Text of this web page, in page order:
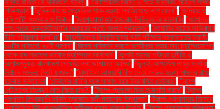
উন্নত রাখতে যে খাবারগুলি খাবেন" "চ্যাম্পিয়নস ট্রফি: ২ শর্তে হাইব্রিড মডেলে সম্মত
পাকিস্তান" "ছুরিকাঘাত ও বৈদ্যুতিক শকে হত্যা: সবজিখেতে লাশ ফেলা" "জমিয়ত ও
এবি পার্টি: সংস্কার ও নির্বাচন "জয়পুরহাটে হাট ইজারায় সিন্ডিকেটের কারসাজি "জাপানের
পক্ষ থেকে অন্তর্বর্তীকালীন সরকারের প্রতি সমর্থন পুনর্ব্যক্ত" "জার্মানির কঠোর অভিবাসন
নীতি পরিকল্পনা ব্যর্থ"m "জাহাঙ্গীরনগর বিশ্ববিদ্যালয় ভর্তি পরীক্ষার প্রশ্নপত্রে ত্রুটি:
৮০টির পরিবর্তে ৭৮টি প্রশ্ন" "জিনস পরিবর্তন করতে অস্বীকার করায় দাবা চ্যাম্পিয়নশিপ
থেকে বাদ পড়লেন বর্তমান চ্যাম্পিয়ন কার্লসেন" "জুলাই মাসের শহীদরা দুর্নীতি ও
দুঃশাসনমুক্ত বাংলাদেশ চেয়েছিলেন: জামায়াত আমির" "জুলাই-আগস্টের মধ্যে জাতীয়
নির্বাচন সম্ভব: মির্জা ফখরুল" "টাঙ্গাইলে আওয়ামী লীগ নেতা ফারুক হত্যা মামলার রায়ে
হতবাক সন্তানেরা "টেনিসের রানি’র সঙ্গে সাক্ষাৎ করে উচ্ছ্বসিত নেইমার" "ট্রাম্প
পেন্টাগনের নিয়ন্ত্রণ কেন নিতে চান?" "ট্রাম্প প্রশাসন ডিম আমদানি করবে" "ট্রাম্প
প্রশাসন বিশ্বব্যাপী মার্কিন দূতাবাসে কর্মী কমানোর সিদ্ধান্ত" "ট্রাম্প প্রশাসনের নির্দেশে